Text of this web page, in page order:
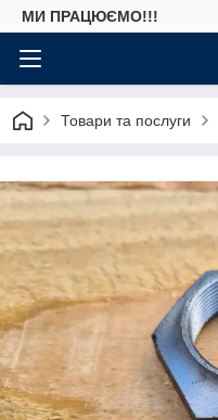
МИ ПРАЦЮЄМО!!!
Товари та послуги